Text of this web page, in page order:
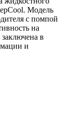
Модель
с помпой
на
в
и